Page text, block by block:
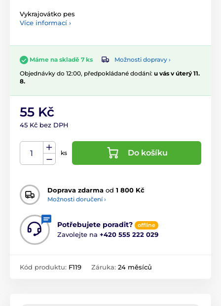
Vykrajovátko pes
Více informací ›
Máme na skladě 7 ks
Možnosti dopravy ›
Objednávky do 12:00, předpokládané dodání: u vás v úterý 11.
8.
55 Kč
45 Kč bez DPH
ks Do košíku
Doprava zdarma od 1 800 Kč
Možnosti doručení ›
Potřebujete poradit? offline
Zavolejte na +420 555 222 029
Kód produktu: F119 Záruka: 24 měsíců